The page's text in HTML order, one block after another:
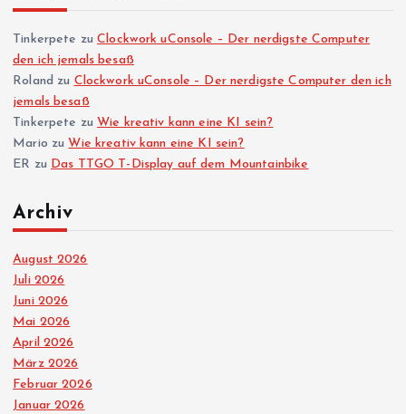
Tinkerpete zuClockwork uConsole – Der nerdigste Computer
den ich jemals besaß
Roland zu Clockwork uConsole – Der nerdigste Computer den ich
jemals besaß
Tinkerpete zu Wie kreativ kann eine KI sein?
Mario zu Wie kreativ kann eine KI sein?
ER zu Das TTGO T-Display auf dem Mountainbike
Archiv
August 2026
Juli 2026
Juni 2026
Mai 2026
April 2026
März 2026
Februar 2026
Januar 2026